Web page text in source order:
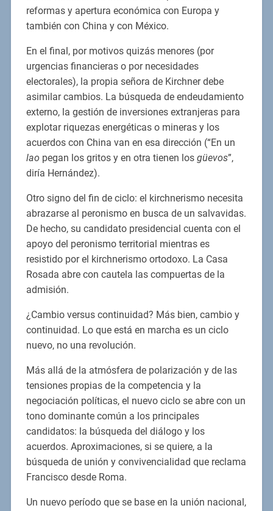
reformas y apertura económica con Europa y
también con China y con México.
En el final, por motivos quizás menores (por
urgencias financieras o por necesidades
electorales), la propia señora de Kirchner debe
asimilar cambios. La búsqueda de endeudamiento
externo, la gestión de inversiones extranjeras para
explotar riquezas energéticas o mineras y los
acuerdos con China van en esa dirección (“En un
lao pegan los gritos y en otra tienen los güevos”,
diría Hernández).
Otro signo del fin de ciclo: el kirchnerismo necesita
abrazarse al peronismo en busca de un salvavidas.
De hecho, su candidato presidencial cuenta con el
apoyo del peronismo territorial mientras es
resistido por el kirchnerismo ortodoxo. La Casa
Rosada abre con cautela las compuertas de la
admisión.
¿Cambio versus continuidad? Más bien, cambio y
continuidad. Lo que está en marcha es un ciclo
nuevo, no una revolución.
Más allá de la atmósfera de polarización y de las
tensiones propias de la competencia y la
negociación políticas, el nuevo ciclo se abre con un
tono dominante común a los principales
candidatos: la búsqueda del diálogo y los
acuerdos. Aproximaciones, si se quiere, a la
búsqueda de unión y convivencialidad que reclama
Francisco desde Roma.
Un nuevo período que se base en la unión nacional,